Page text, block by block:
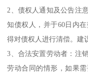
2、债权人通知及公告注
知债权人，并于60日内
得对债权人进行清偿。建
3、合法安置劳动者：注
劳动合同的情形，如果